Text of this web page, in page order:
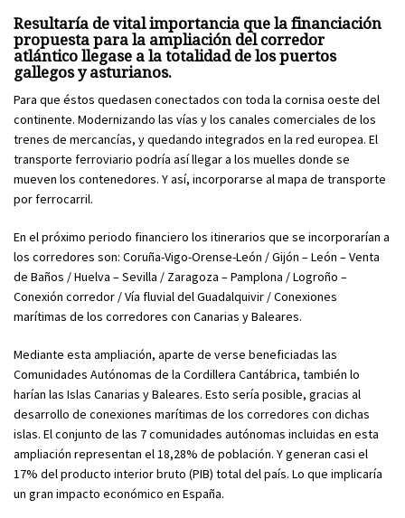
Resultaría de vital importancia que la financiación
propuesta para la ampliación del corredor
atlántico llegase a la totalidad de los puertos
gallegos y asturianos.
Para que éstos quedasen conectados con toda la cornisa oeste del
continente. Modernizando las vías y los canales comerciales de los
trenes de mercancías, y quedando integrados en la red europea. El
transporte ferroviario podría así llegar a los muelles donde se
mueven los contenedores. Y así, incorporarse al mapa de transporte
por ferrocarril.
En el próximo periodo financiero los itinerarios que se incorporarían a
los corredores son: Coruña-Vigo-Orense-León / Gijón – León – Venta
de Baños / Huelva – Sevilla / Zaragoza – Pamplona / Logroño –
Conexión corredor / Vía fluvial del Guadalquivir / Conexiones
marítimas de los corredores con Canarias y Baleares.
Mediante esta ampliación, aparte de verse beneficiadas las
Comunidades Autónomas de la Cordillera Cantábrica, también lo
harían las Islas Canarias y Baleares. Esto sería posible, gracias al
desarrollo de conexiones marítimas de los corredores con dichas
islas. El conjunto de las 7 comunidades autónomas incluidas en esta
ampliación representan el 18,28% de población. Y generan casi el
17% del producto interior bruto (PIB) total del país. Lo que implicaría
un gran impacto económico en España.